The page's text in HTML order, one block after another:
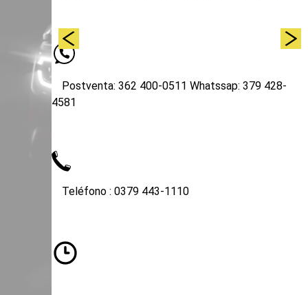
Postventa: 362 400-0511 Whatssap: 379 428-
4581
Teléfono : 0379 443-1110